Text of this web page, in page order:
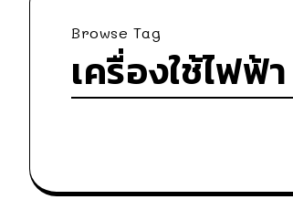
Browse Tag
เครื่องใช้ไฟฟ้า